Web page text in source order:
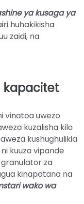
ya kusaga ya
huhakikisha
zaidi, na
kapacitet
vinatoa uwezo
kuzalisha kilo
kushughulikia
kuuza vipande
za
kinapatana na
wako wa